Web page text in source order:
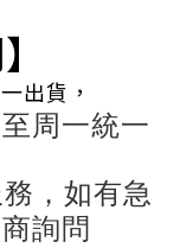
出貨，
周一統一
，如有急
詢問